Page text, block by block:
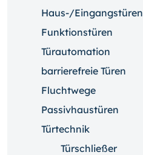
Haus-/Eingangstüren
Funktionstüren
Türautomation
barrierefreie Türen
Fluchtwege
Passivhaustüren
Türtechnik
Türschließer